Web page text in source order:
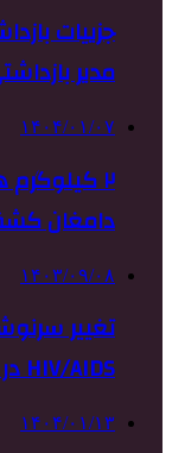
جزییات
مدیر
۱۴۰۴/۰۱/۰۷
۲
دامغان
۱۴۰۳/۰۹/۰۸
تغییر
HIV/AIDS در کشور
۱۴۰۴/۰۱/۱۳